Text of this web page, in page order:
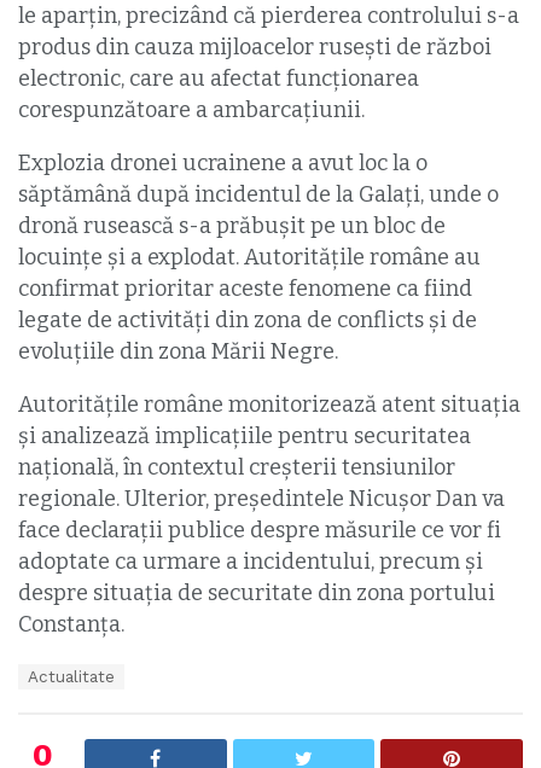
le aparțin, precizând că pierderea controlului s-a
produs din cauza mijloacelor rusești de război
electronic, care au afectat funcționarea
corespunzătoare a ambarcațiunii.
Explozia dronei ucrainene a avut loc la o
săptămână după incidentul de la Galați, unde o
dronă rusească s-a prăbușit pe un bloc de
locuințe și a explodat. Autoritățile române au
confirmat prioritar aceste fenomene ca fiind
legate de activități din zona de conflicts și de
evoluțiile din zona Mării Negre.
Autoritățile române monitorizează atent situația
și analizează implicațiile pentru securitatea
națională, în contextul creșterii tensiunilor
regionale. Ulterior, președintele Nicușor Dan va
face declarații publice despre măsurile ce vor fi
adoptate ca urmare a incidentului, precum și
despre situația de securitate din zona portului
Constanța.
Actualitate
0